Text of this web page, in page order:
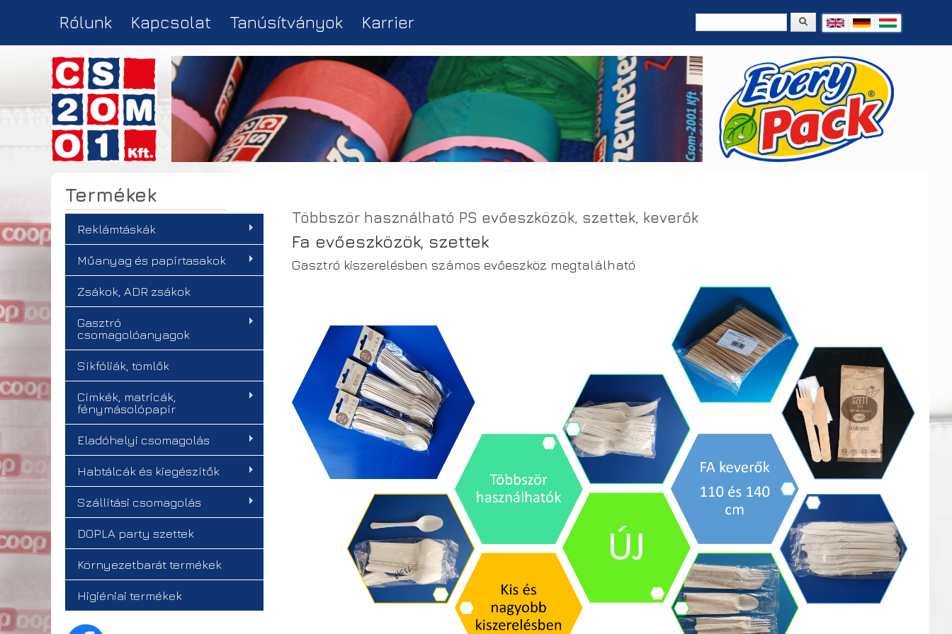
Rólunk Kapcsolat Tanúsítványok Karrier Keresés űrlap Keresés
Többször használható PS evőeszközök, szettek, keverők
Fa evőeszközök, szettek
Gasztró kiszerelésben számos evőeszköz megtalálható
Termékek
Reklámtáskák
Műanyag és papírtasakok
Zsákok, ADR zsákok
Gasztró
csomagolóanyagok
Síkfóliák, tömlők
Címkék, matricák,
fénymásolópapír
Eladóhelyi csomagolás
Habtálcák és kiegészítők
Szállítási csomagolás
DOPLA party szettek
Környezetbarát termékek
Higiéniai termékek